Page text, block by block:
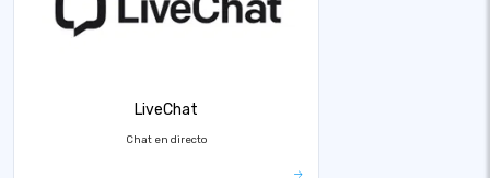
LiveChat
Chat en directo